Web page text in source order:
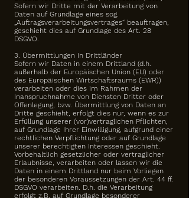
Sofern wir Dritte mit der Verarbeitung von
Daten auf Grundlage eines sog.
„Auftragsverarbeitungsvertrages“ beauftragen,
geschieht dies auf Grundlage des Art. 28
DSGVO.
3. Übermittlungen in Drittländer
Sofern wir Daten in einem Drittland (d.h.
außerhalb der Europäischen Union (EU) oder
des Europäischen Wirtschaftsraums (EWR))
verarbeiten oder dies im Rahmen der
Inanspruchnahme von Diensten Dritter oder
Offenlegung, bzw. Übermittlung von Daten an
Dritte geschieht, erfolgt dies nur, wenn es zur
Erfüllung unserer (vor)vertraglichen Pflichten,
auf Grundlage Ihrer Einwilligung, aufgrund einer
rechtlichen Verpflichtung oder auf Grundlage
unserer berechtigten Interessen geschieht.
Vorbehaltlich gesetzlicher oder vertraglicher
Erlaubnisse, verarbeiten oder lassen wir die
Daten in einem Drittland nur beim Vorliegen
der besonderen Voraussetzungen der Art. 44 ff.
DSGVO verarbeiten. D.h. die Verarbeitung
erfolgt z.B. auf Grundlage besonderer